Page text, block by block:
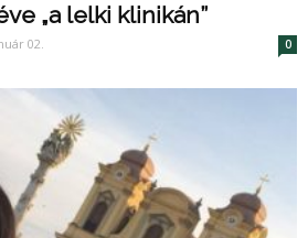
„a lelki klinikán”
02. 0